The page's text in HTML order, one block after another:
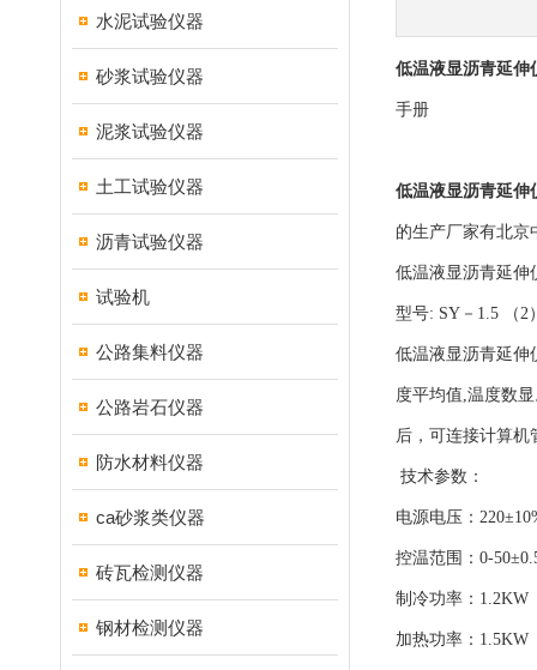
水泥试验仪器
砂浆试验仪器
泥浆试验仪器
土工试验仪器
沥青试验仪器
试验机
公路集料仪器
公路岩石仪器
防水材料仪器
ca砂浆类仪器
砖瓦检测仪器
钢材检测仪器
低温液显沥青延伸
手册
低温液显沥青延伸
的生产厂家有北京
低温液显沥青延伸
型号: SY－1.5 （2
低温液显沥青延伸
度平均值,温度数
后，可连接计算机
技术参数：
电源电压：
控温范围：0-
制冷功率：1.2KW
加热功率：